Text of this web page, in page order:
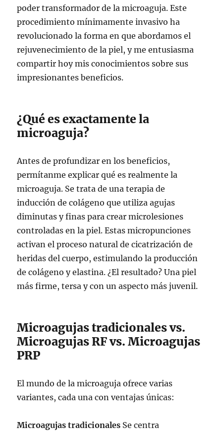
poder transformador de la microaguja. Este
procedimiento mínimamente invasivo ha
revolucionado la forma en que abordamos el
rejuvenecimiento de la piel, y me entusiasma
compartir hoy mis conocimientos sobre sus
impresionantes beneficios.
¿Qué es exactamente la
microaguja?
Antes de profundizar en los beneficios,
permítanme explicar qué es realmente la
microaguja. Se trata de una terapia de
inducción de colágeno que utiliza agujas
diminutas y finas para crear microlesiones
controladas en la piel. Estas micropunciones
activan el proceso natural de cicatrización de
heridas del cuerpo, estimulando la producción
de colágeno y elastina. ¿El resultado? Una piel
más firme, tersa y con un aspecto más juvenil.
Microagujas tradicionales vs.
Microagujas RF vs. Microagujas
PRP
El mundo de la microaguja ofrece varias
variantes, cada una con ventajas únicas:
Microagujas tradicionales Se centra